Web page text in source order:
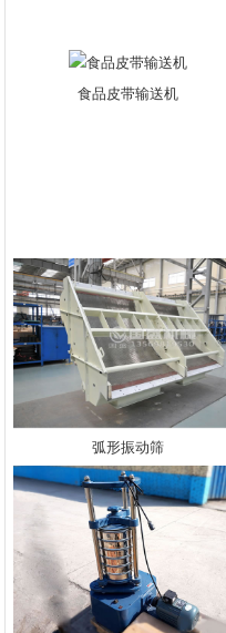
食品皮带输送机
弧形振动筛